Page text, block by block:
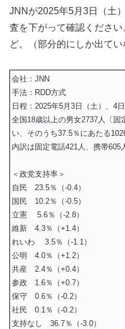
JNNが2025年5月3日（土
査を下がって確認くださ
ど。（部分的にしか出てい
会社：JNN
手法：RDD方式
日程：2025年5月3日（土）、4日
全国18歳以上の男女2737人〔固
い、そのうち37.5％にあたる
内訳は固定電話421人、携帯605
＜政党支持率＞
自民 23.5％（-0.4）
国民 10.2％（-0.5）
立憲 5.6％（-2.8）
維新 4.3％（+1.4）
れいわ 3.5％（-1.1）
公明 4.0％（+1.2）
共産 2.4％（+0.4）
参政 1.6％（+0.7）
保守 0.6％（-0.2）
社民 0.1％（-0.2）
支持なし 36.7％（-3.0）